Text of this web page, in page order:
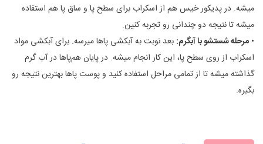
میشه. در پدیکور خیس هم از اسکراب برای سطح پا و ساق پا هم استفاده
میشه تا نتیجه دو چندانی رو تجربه کنین.
• مرحله شستشو با آبگرم: بعد نوبت به آبکشی پاها میرسه. برای آبکشی مواد
اسکراب از روی سطح پا، این کار انجام میشه. در پایان هم‌پاها در آب گرم
گذاشته میشه تا از تمامی مراحل استفاده کنید و پوست پاها بهترین نتیجه رو
بگیره.